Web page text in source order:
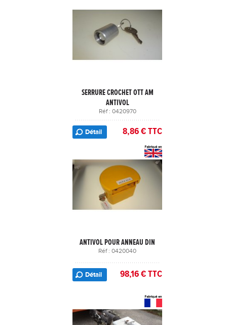
SERRURE CROCHET OTT AM
ANTIVOL
Réf : 0420970
Détail 8,86 € TTC
ANTIVOL POUR ANNEAU DIN
Réf : 0420040
Détail 98,16 € TTC